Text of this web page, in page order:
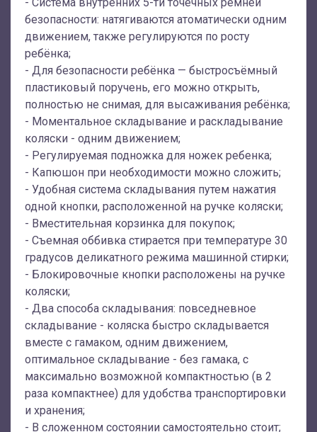
безопасности: натягиваются атоматически одним
движением, также регулируются по росту
ребёнка;
- Для безопасности ребёнка — быстросъёмный
пластиковый поручень, его можно открыть,
полностью не снимая, для высаживания ребёнка;
- Моментальное складывание и раскладывание
коляски - одним движением;
- Регулируемая подножка для ножек ребенка;
- Капюшон при необходимости можно сложить;
- Удобная система складывания путем нажатия
одной кнопки, расположенной на ручке коляски;
- Вместительная корзинка для покупок;
- Съемная оббивка стирается при температуре 30
градусов деликатного режима машинной стирки;
- Блокировочные кнопки расположены на ручке
коляски;
- Два способа складывания: повседневное
складывание - коляска быстро складывается
вместе с гамаком, одним движением,
оптимальное складывание - без гамака, с
максимально возможной компактностью (в 2
раза компактнее) для удобства транспортировки
и хранения;
- В сложенном состоянии самостоятельно стоит;